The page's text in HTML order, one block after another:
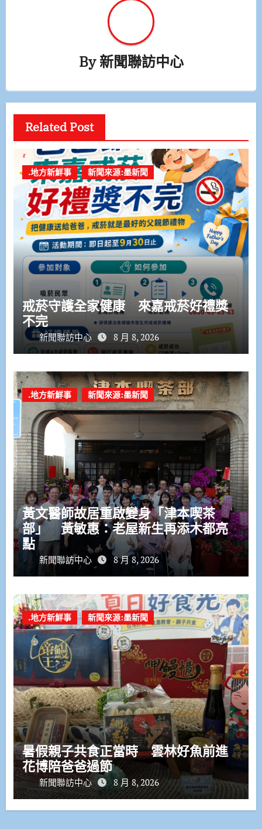
By新聞聯訪中心
Related Post
.地方新鮮事 新聞來源:墨新聞
戒菸守護全家健康 來嘉戒菸好禮獎
不完
新聞聯訪中心 8 月 8, 2026
.地方新鮮事 新聞來源:墨新聞
黃文醫師故居重啟變身「津本喫茶
部」 黃敏惠：老屋新生再添木都亮
點
新聞聯訪中心 8 月 8, 2026
.地方新鮮事 新聞來源:墨新聞
暑假親子共食正當時 雲林好魚前進
花博陪爸爸過節
新聞聯訪中心 8 月 8, 2026